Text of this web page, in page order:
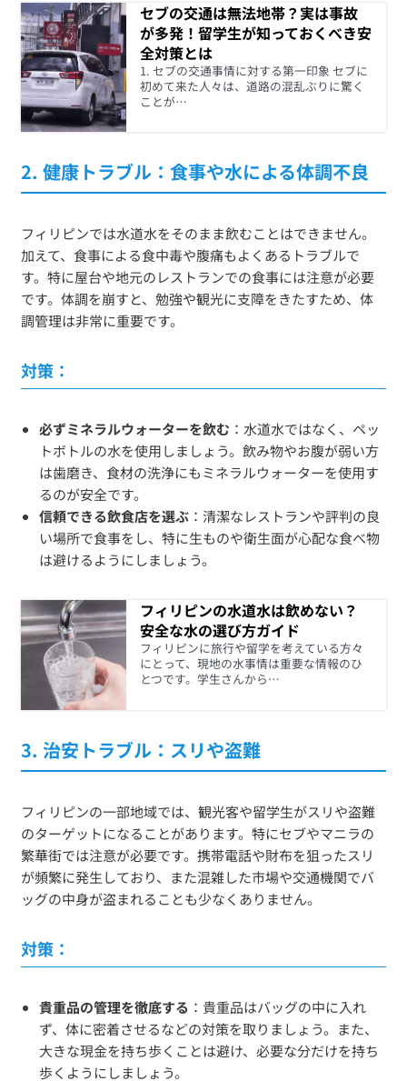
セブの交通は無法地帯？実は事故
が多発！留学生が知っておくべき安
全対策とは
1. セブの交通事情に対する第一印象 セブに
初めて来た人々は、道路の混乱ぶりに驚く
ことが…
2.健康トラブル：食事や水による体調不良
フィリピンでは水道水をそのまま飲むことはできません。
加えて、食事による食中毒や腹痛もよくあるトラブルで
す。特に屋台や地元のレストランでの食事には注意が必要
です。体調を崩すと、勉強や観光に支障をきたすため、体
調管理は非常に重要です。
対策：
必ずミネラルウォーターを飲む ：水道水ではなく、ペッ
トボトルの水を使用しましょう。飲み物やお腹が弱い方
は歯磨き、食材の洗浄にもミネラルウォーターを使用す
るのが安全です。
信頼できる飲食店を選ぶ ：清潔なレストランや評判の良
い場所で食事をし、特に生ものや衛生面が心配な食べ物
は避けるようにしましょう。
フィリピンの水道水は飲めない？
安全な水の選び方ガイド
フィリピンに旅行や留学を考えている方々
にとって、現地の水事情は重要な情報のひ
とつです。学生さんから…
3.治安トラブル：スリや盗難
フィリピンの一部地域では、観光客や留学生がスリや盗難
のターゲットになることがあります。特にセブやマニラの
繁華街では注意が必要です。携帯電話や財布を狙ったスリ
が頻繁に発生しており、また混雑した市場や交通機関でバ
ッグの中身が盗まれることも少なくありません。
対策：
貴重品の管理を徹底する ：貴重品はバッグの中に入れ
ず、体に密着させるなどの対策を取りましょう。また、
大きな現金を持ち歩くことは避け、必要な分だけを持ち
歩くようにしましょう。